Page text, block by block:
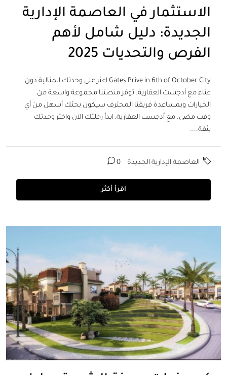
الاستثمار في العاصمة الإدارية
الجديدة: دليل شامل لأهم
الفرص والتحديات 2025
Gates Prive in 6th of October City اعثر على وحدتك المثالية دون
عناء مع أدجست العقارية. توفر منصتنا مجموعة واسعة من
الخيارات وبمساعدة فريقنا المحترف سيكون بحثك أسهل من أي
وقت مضى. مع أدجست العقارية، ابدأ رحلتك الآن واختر وحدتك
بثقة....
العاصمة الإدارية الجديدة 0
اقرأ أكثر